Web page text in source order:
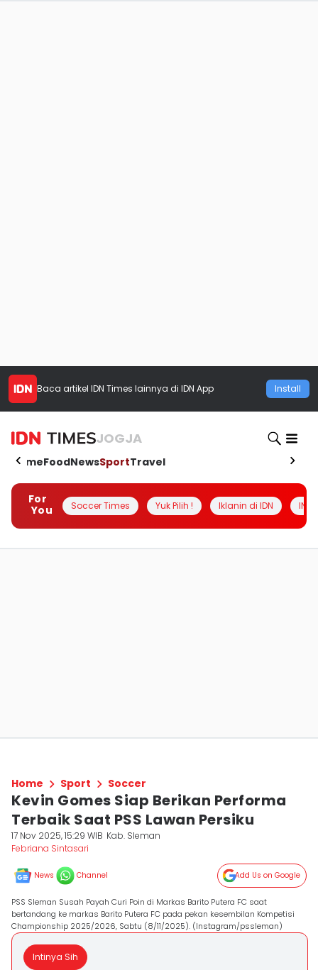
Baca artikel IDN Times lainnya di IDN App Install
JOGJA
HomeFoodNewsSportTravel
For
You
Soccer Times Yuk Pilih ! Iklanin di IDN
Home Sport Soccer
Kevin Gomes Siap Berikan Performa
Terbaik Saat PSS Lawan Persiku
17 Nov 2025, 15:29 WIB Kab. Sleman
Febriana Sintasari
News Channel Add Us on Google
PSS Sleman Susah Payah Curi Poin di Markas Barito Putera FC saat
bertandang ke markas Barito Putera FC pada pekan kesembilan Kompetisi
Championship 2025/2026, Sabtu (8/11/2025). (Instagram/pssleman)
Intinya Sih